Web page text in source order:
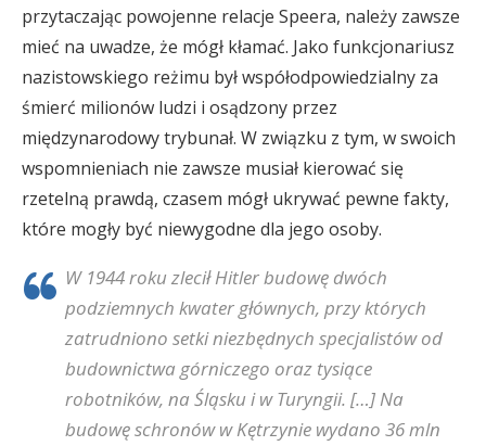
przytaczając powojenne relacje Speera, należy zawsze
mieć na uwadze, że mógł kłamać. Jako funkcjonariusz
nazistowskiego reżimu był współodpowiedzialny za
śmierć milionów ludzi i osądzony przez
międzynarodowy trybunał. W związku z tym, w swoich
wspomnieniach nie zawsze musiał kierować się
rzetelną prawdą, czasem mógł ukrywać pewne fakty,
które mogły być niewygodne dla jego osoby.
W 1944 roku zlecił Hitler budowę dwóch
podziemnych kwater głównych, przy których
zatrudniono setki niezbędnych specjalistów od
budownictwa górniczego oraz tysiące
robotników, na Śląsku i w Turyngii. […] Na
budowę schronów w Kętrzynie wydano 36 mln